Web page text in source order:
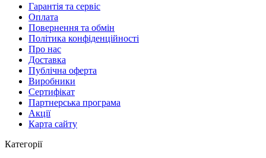
Гарантія та сервіс
Оплата
Повернення та обмін
Політика конфіденційності
Про нас
Доставка
Публічна оферта
Виробники
Сертифікат
Партнерська програма
Акції
Карта сайту
Категорії